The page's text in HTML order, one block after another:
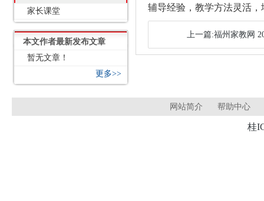
家长课堂
本文作者最新发布文章
暂无文章！
更多>>
辅导经验，教学方法灵活
上一篇:福州家教网
网站简介 帮助中心
桂